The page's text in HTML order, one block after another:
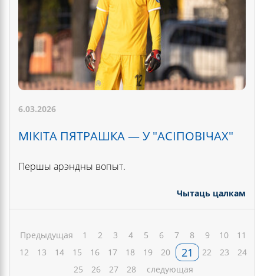
6.03.2026
МІКІТА ПЯТРАШКА — У "АСІПОВІЧАХ"
Першы арэндны вопыт.
Чытаць цалкам
Предыдущая 1 2 3 4 5 6 7 8 9 10
11
12
13 14 15 16 17 18 19 20 21 22 23
24
25
26 27 28 следующая